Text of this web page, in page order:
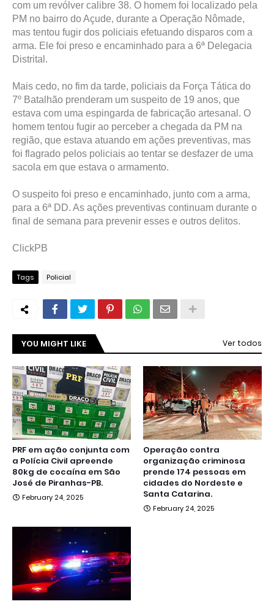
com um revólver calibre 38. O homem foi localizado pela
PM no bairro do Açude, durante a Operação Nômade,
mas tentou fugir dos policiais efetuando disparos com a
arma. Ele foi preso e encaminhado para a 6ª Delegacia
Distrital.
Mais cedo, no fim da tarde, policiais da Força Tática do
7º Batalhão prenderam um suspeito de 19 anos, que
estava com uma espingarda de fabricação artesanal. O
homem tentou fugir ao perceber a chegada da PM na
região, que estava atuando em ações preventivas, mas
foi flagrado pelos policiais ao tentar se desfazer de uma
sacola em que estava o armamento.
O suspeito foi preso e encaminhado, junto com a arma,
para a 6ª DD. As ações preventivas continuam durante o
final de semana para prevenir esses e outros delitos.
ClickPB
Tags Policial
YOU MIGHT LIKE Ver todos
PRF em ação conjunta com
a Polícia Civil apreende
80kg de cocaína em São
José de Piranhas-PB.
February 24, 2025
Operação contra
organização criminosa
prende 174 pessoas em
cidades do Nordeste e
Santa Catarina.
February 24, 2025